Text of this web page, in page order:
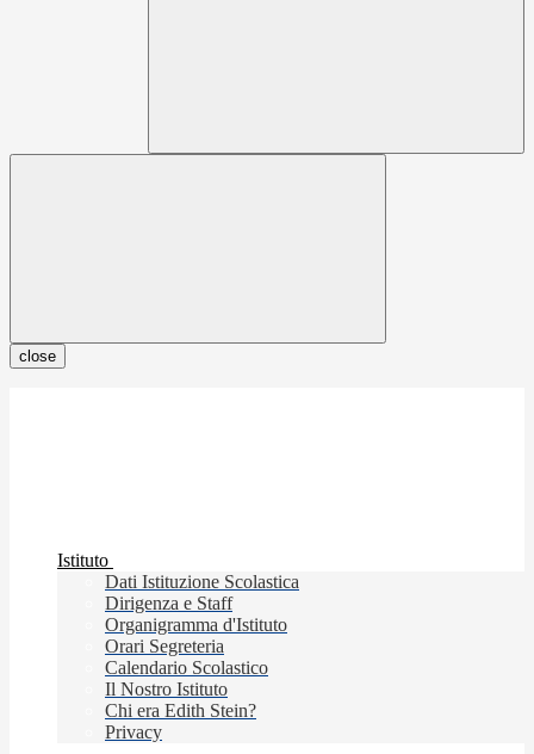
close
Istituto
Dati Istituzione Scolastica
Dirigenza e Staff
Organigramma d'Istituto
Orari Segreteria
Calendario Scolastico
Il Nostro Istituto
Chi era Edith Stein?
Privacy